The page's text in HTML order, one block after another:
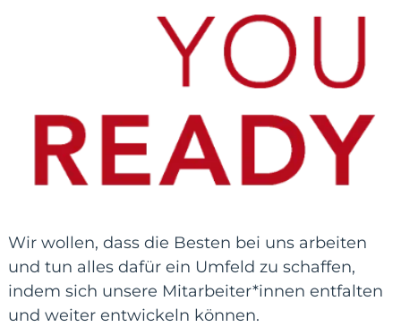
Wir wollen, dass die Besten bei uns arbeiten
und tun alles dafür ein Umfeld zu schaffen,
indem sich unsere Mitarbeiter*innen entfalten
und weiter entwickeln können.